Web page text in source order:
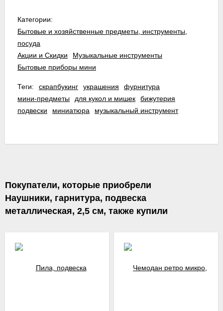
Категории:
Бытовые и хозяйственные предметы, инструменты,
посуда
Акции и Скидки
Музыкальные инструменты
Бытовые приборы мини
Теги: скрапбукинг украшения
фурнитура
мини-предметы
для кукол и мишек
бижутерия
подвески
миниатюра музыкальный инструмент
Покупатели, которые приобрели
Наушники, гарнитура, подвеска
металлическая, 2,5 см, также купили